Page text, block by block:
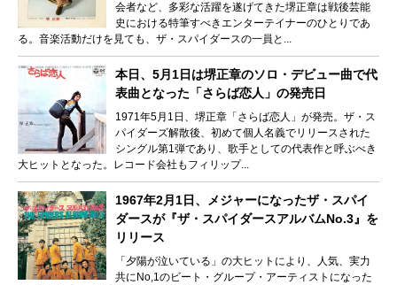
会者など、多彩な活躍を遂げてきた堺正章は戦後芸能
史における特筆すべきエンターテイナーのひとりであ
る。音楽活動だけを見ても、ザ・スパイダースの一員と...
本日、5月1日は堺正章のソロ・デビュー曲で代
表曲となった「さらば恋人」の発売日
1971年5月1日、堺正章「さらば恋人」が発売。ザ・ス
パイダーズ解散後、初めて個人名義でリリースされた
シングル第1弾であり、歌手としての代表作と呼ぶべき
大ヒットとなった。レコード会社もフィリップ...
1967年2月1日、メジャーになったザ・スパイ
ダースが『ザ・スパイダースアルバムNo.3』を
リリース
「夕陽が泣いている」の大ヒットにより、人気、実力
共にNo,1のビート・グループ・アーティストになった